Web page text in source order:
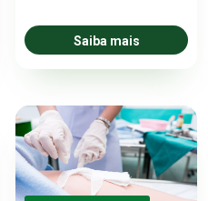
Saiba mais